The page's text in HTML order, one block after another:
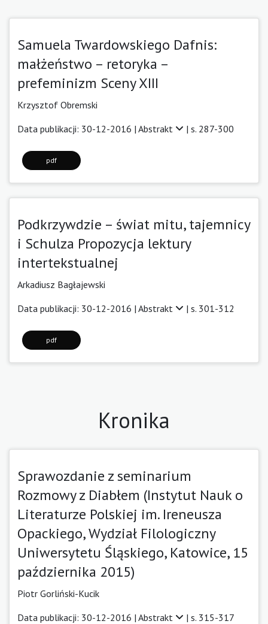
Samuela Twardowskiego Dafnis:
małżeństwo – retoryka –
prefeminizm Sceny XIII
Krzysztof Obremski
Data publikacji: 30-12-2016 | Abstrakt | s. 287-300
pdf
Podkrzywdzie – świat mitu, tajemnicy
i Schulza Propozycja lektury
intertekstualnej
Arkadiusz Bagłajewski
Data publikacji: 30-12-2016 | Abstrakt | s. 301-312
pdf
Kronika
Sprawozdanie z seminarium
Rozmowy z Diabłem (Instytut Nauk o
Literaturze Polskiej im. Ireneusza
Opackiego, Wydział Filologiczny
Uniwersytetu Śląskiego, Katowice, 15
października 2015)
Piotr Gorliński-Kucik
Data publikacji: 30-12-2016 | Abstrakt | s. 315-317